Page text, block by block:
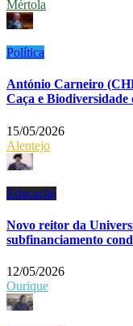
Mértola
Política
António Carneiro
Caça e Biodiversidade
15/05/2026
Alentejo
Educação
Novo reitor da
subfinanciamento
12/05/2026
Ourique